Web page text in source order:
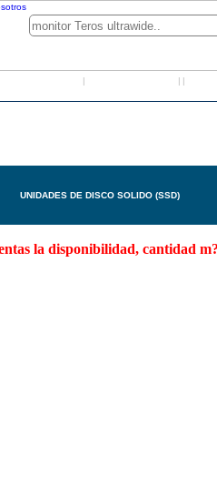
| | |
UNIDADES DE DISCO SOLIDO (SSD)
la disponibilidad, cantidad